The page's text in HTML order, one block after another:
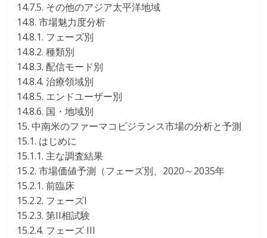
14.7.5. その他のアジア太平洋地域
14.8. 市場魅力度分析
14.8.1. フェーズ別
14.8.2. 種類別
14.8.3. 配信モード別
14.8.4. 治療領域別
14.8.5. エンドユーザー別
14.8.6. 国・地域別
15. 中南米のファーマコビジランス市場の分析と予測
15.1. はじめに
15.1.1. 主な調査結果
15.2. 市場価値予測（フェーズ別、2020～2035年
15.2.1. 前臨床
15.2.2. フェーズI
15.2.3. 第II相試験
15.2.4. フェーズ III